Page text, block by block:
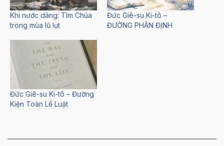
Khi nước dâng: Tìm Chúa
trong mùa lũ lụt
Đức Giê-su Ki-tô –
ĐƯỜNG PHÂN ĐỊNH
Đức Giê-su Ki-tô – Đường
Kiện Toàn Lề Luật